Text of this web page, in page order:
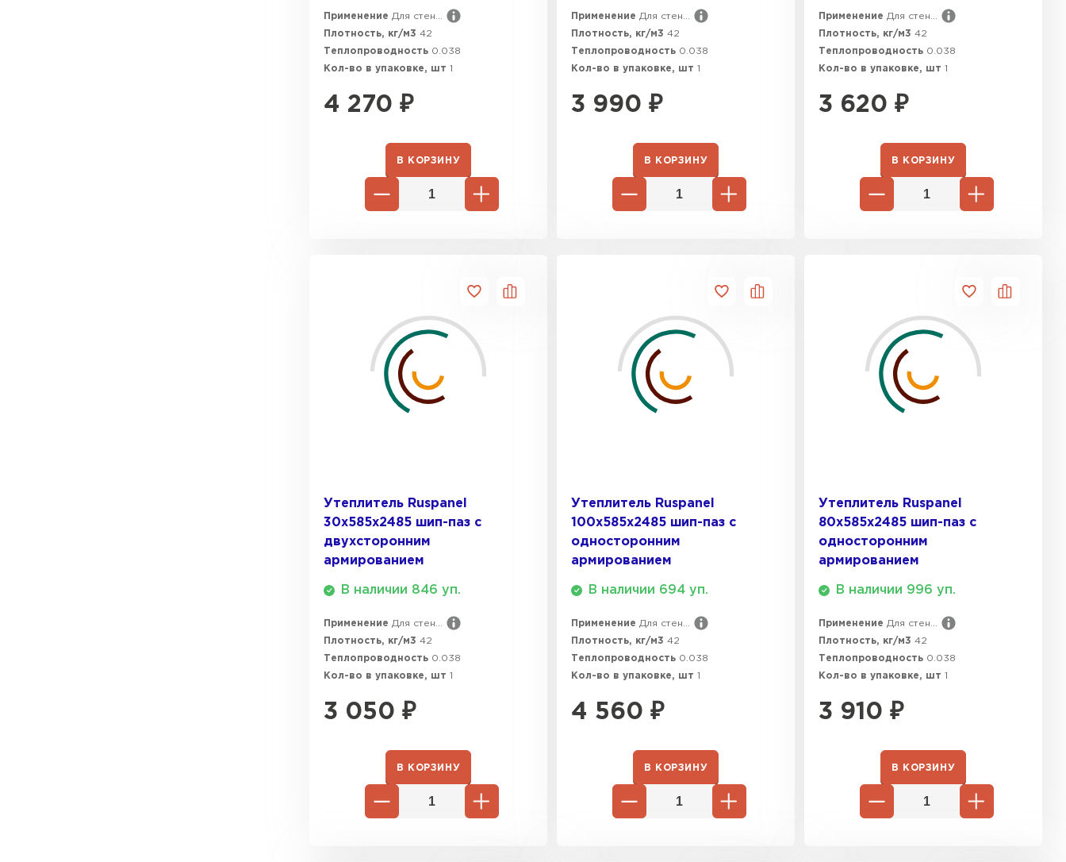
Применение Для стен...
Плотность, кг/м3 42
Теплопроводность 0.038
Кол-во в упаковке, шт 1
4 270 ₽
В КОРЗИНУ
Применение Для стен...
Плотность, кг/м3 42
Теплопроводность 0.038
Кол-во в упаковке, шт 1
3 990 ₽
В КОРЗИНУ
Применение Для стен...
Плотность, кг/м3 42
Теплопроводность 0.038
Кол-во в упаковке, шт 1
3 620 ₽
В КОРЗИНУ
Утеплитель Ruspanel
30х585х2485 шип-паз с
двухсторонним
армированием
В наличии 846 уп.
Применение Для стен...
Плотность, кг/м3 42
Теплопроводность 0.038
Кол-во в упаковке, шт 1
3 050 ₽
В КОРЗИНУ
Утеплитель Ruspanel
100х585х2485 шип-паз с
односторонним
армированием
В наличии 694 уп.
Применение Для стен...
Плотность, кг/м3 42
Теплопроводность 0.038
Кол-во в упаковке, шт 1
4 560 ₽
В КОРЗИНУ
Утеплитель Ruspanel
80х585х2485 шип-паз с
односторонним
армированием
В наличии 996 уп.
Применение Для стен...
Плотность, кг/м3 42
Теплопроводность 0.038
Кол-во в упаковке, шт 1
3 910 ₽
В КОРЗИНУ
Утеплитель Paroc
ПЕРЕЙТИ
Утеплитель Rockwool
Утеплитель Ursa
Гипсокартон
ПЕРЕЙТИ
ВСЕ ПРОИЗВОДИТЕЛИ